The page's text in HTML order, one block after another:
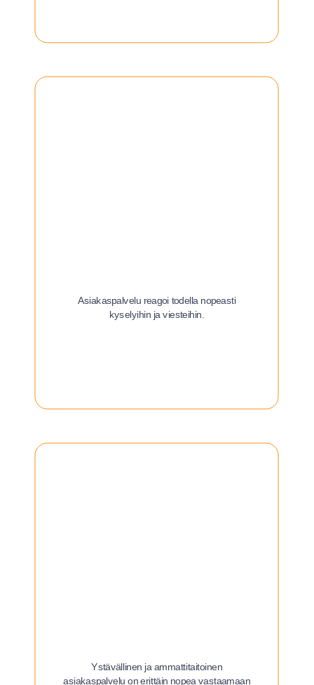
Asiakaspalvelu reagoi todella nopeasti
kyselyihin ja viesteihin.
Ystävällinen ja ammattitaitoinen
asiakaspalvelu on erittäin nopea vastaamaan